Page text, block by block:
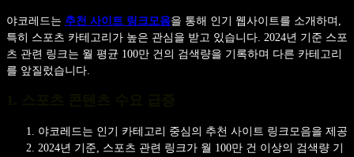
야코레드는 추천 사이트 링크모음을 통해 인기 웹사이트를 소개하며,
특히 스포츠 카테고리가 높은 관심을 받고 있습니다. 2024년 기준 스포
츠 관련 링크는 월 평균 100만 건의 검색량을 기록하며 다른 카테고리
를 앞질렀습니다.
야코레드는 인기 카테고리 중심의 추천 사이트 링크모음을 제공
2024년 기준, 스포츠 관련 링크가 월 100만 건 이상의 검색량 기